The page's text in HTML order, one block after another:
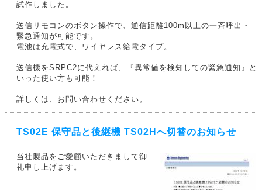
試作しました。
送信リモコンのボタン操作で、通信距離100m以上の一斉呼出・
緊急通知が可能です。
電池は充電式で、ワイヤレス給電タイプ。
送信機をSRPC2に代えれば、『異常値を検知しての緊急通知』と
いった使い方も可能！
詳しくは、お問い合わせください。
TS02E 保守品と後継機 TS02Hへ切替のお知らせ
当社製品をご愛顧いただきまして御
礼申し上げます。